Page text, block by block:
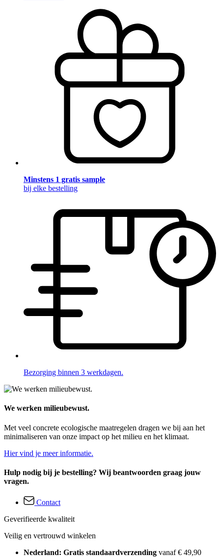
Minstens 1 gratis sample
bij elke bestelling
Bezorging binnen 3 werkdagen.
We werken milieubewust.
Met veel concrete ecologische maatregelen dragen we bij aan het
minimaliseren van onze impact op het milieu en het klimaat.
Hier vind je meer informatie.
Hulp nodig bij je bestelling? Wij beantwoorden graag jouw
vragen.
Contact
Geverifieerde kwaliteit
Veilig en vertrouwd winkelen
Nederland: Gratis standaardverzending vanaf € 49,90